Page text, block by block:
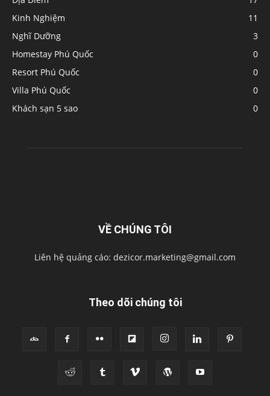
Kinh Nghiệm
11
Nghĩ Dưỡng
3
Homestay Phú Quốc
0
Resort Phú Quốc
0
Villa Phú Quốc
0
Khách sạn 5 sao
0
VỀ CHÚNG TÔI
Liên hệ quảng cáo: dezicor.marketing@gmail.com
Theo dõi chúng tôi